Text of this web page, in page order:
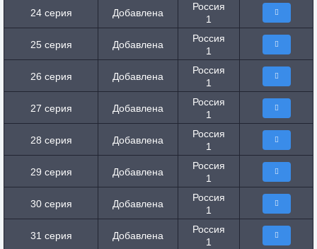
24 серия Добавлена
Россия
1
25 серия Добавлена
Россия
1
26 серия Добавлена
Россия
1
27 серия Добавлена
Россия
1
28 серия Добавлена
Россия
1
29 серия Добавлена
Россия
1
30 серия Добавлена
Россия
1
31 серия Добавлена
Россия
1